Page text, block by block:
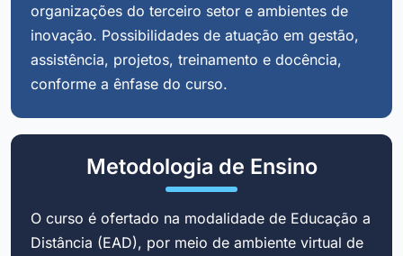
organizações do terceiro setor e ambientes de
inovação. Possibilidades de atuação em gestão,
assistência, projetos, treinamento e docência,
conforme a ênfase do curso.
Metodologia de Ensino
O curso é ofertado na modalidade de Educação a
Distância (EAD), por meio de ambiente virtual de